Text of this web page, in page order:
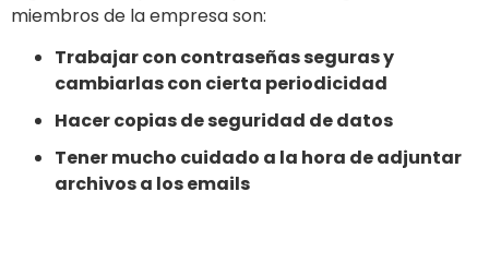
miembros de la empresa son:
Trabajar con contraseñas seguras y
cambiarlas con cierta periodicidad
Hacer copias de seguridad de datos
Tener mucho cuidado a la hora de adjuntar
archivos a los emails